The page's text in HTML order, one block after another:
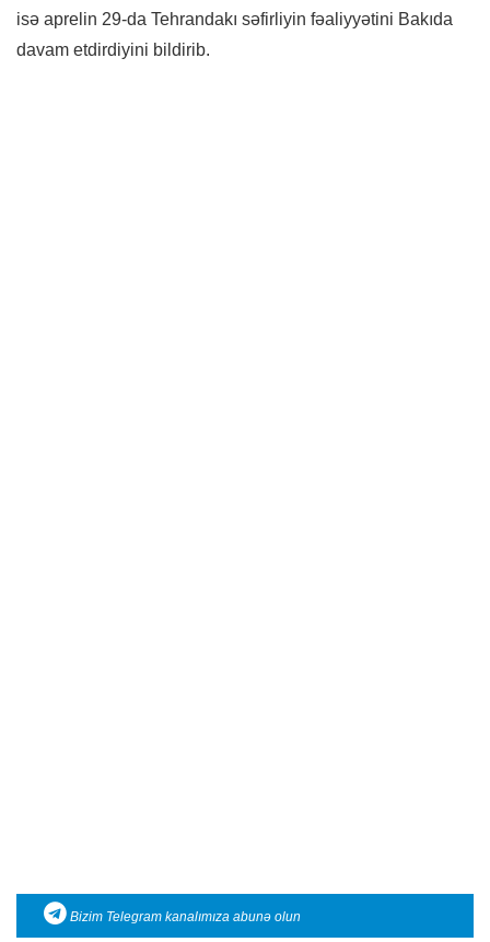
isə aprelin 29-da Tehrandakı səfirliyin fəaliyyətini Bakıda
davam etdirdiyini bildirib.
Bizim Telegram kanalımıza abunə olun